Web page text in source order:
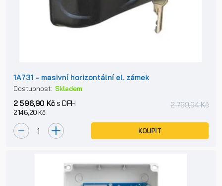
1A731 - masivní horizontální el. zámek
Dostupnost: Skladem
2 596,90 Kčs DPH
2 146,20 Kč
2 799,94 Kč
KOUPIT